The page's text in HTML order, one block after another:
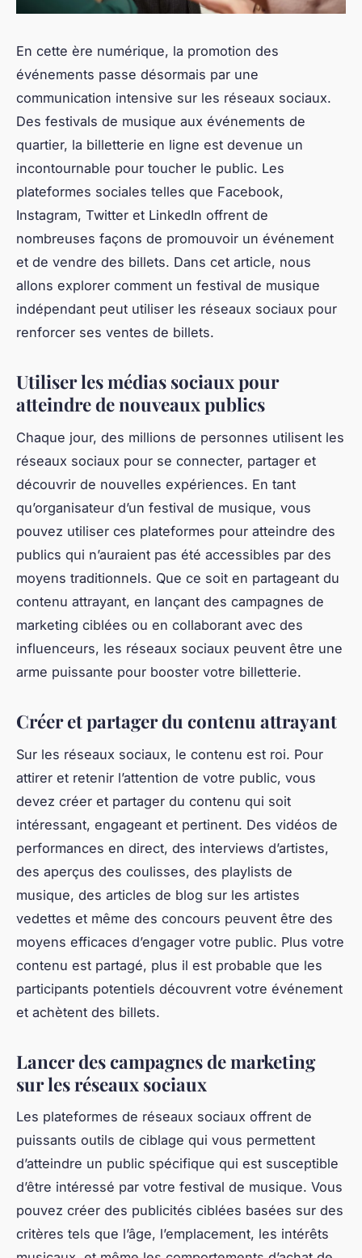
En cette ère numérique, la promotion des
événements passe désormais par une
communication intensive sur les réseaux sociaux.
Des festivals de musique aux événements de
quartier, la billetterie en ligne est devenue un
incontournable pour toucher le public. Les
plateformes sociales telles que Facebook,
Instagram, Twitter et LinkedIn offrent de
nombreuses façons de promouvoir un événement
et de vendre des billets. Dans cet article, nous
allons explorer comment un festival de musique
indépendant peut utiliser les réseaux sociaux pour
renforcer ses ventes de billets.
Utiliser les médias sociaux pour
atteindre de nouveaux publics
Chaque jour, des millions de personnes utilisent les
réseaux sociaux pour se connecter, partager et
découvrir de nouvelles expériences. En tant
qu’organisateur d’un festival de musique, vous
pouvez utiliser ces plateformes pour atteindre des
publics qui n’auraient pas été accessibles par des
moyens traditionnels. Que ce soit en partageant du
contenu attrayant, en lançant des campagnes de
marketing ciblées ou en collaborant avec des
influenceurs, les réseaux sociaux peuvent être une
arme puissante pour booster votre billetterie.
Créer et partager du contenu attrayant
Sur les réseaux sociaux, le contenu est roi. Pour
attirer et retenir l’attention de votre public, vous
devez créer et partager du contenu qui soit
intéressant, engageant et pertinent. Des vidéos de
performances en direct, des interviews d’artistes,
des aperçus des coulisses, des playlists de
musique, des articles de blog sur les artistes
vedettes et même des concours peuvent être des
moyens efficaces d’engager votre public. Plus votre
contenu est partagé, plus il est probable que les
participants potentiels découvrent votre événement
et achètent des billets.
Lancer des campagnes de marketing
sur les réseaux sociaux
Les plateformes de réseaux sociaux offrent de
puissants outils de ciblage qui vous permettent
d’atteindre un public spécifique qui est susceptible
d’être intéressé par votre festival de musique. Vous
pouvez créer des publicités ciblées basées sur des
critères tels que l’âge, l’emplacement, les intérêts